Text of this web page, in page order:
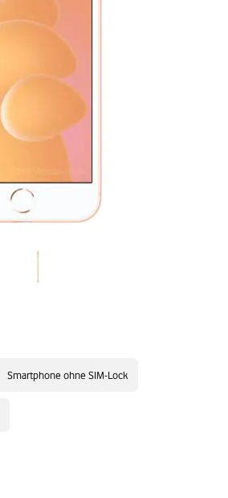
Smartphone ohne SIM-Lock